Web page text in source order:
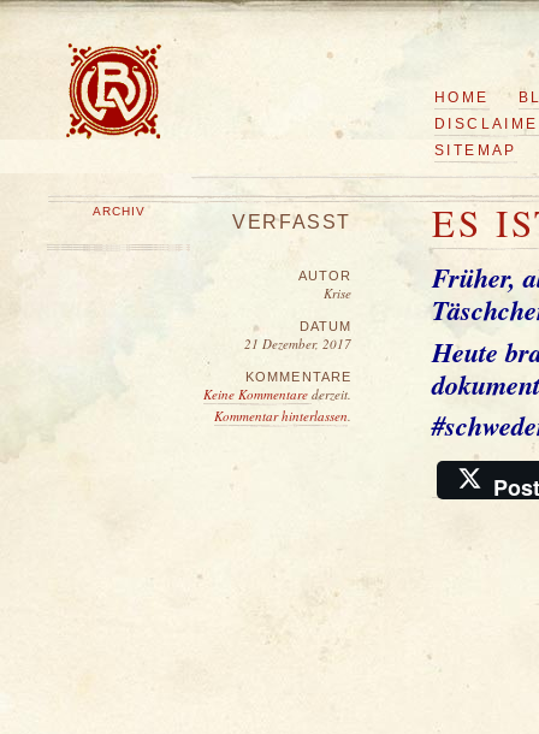
HOME
SITEMAP
ARCHIV
VERFASST
AUTOR
Krise
DATUM
21 Dezember, 2017
KOMMENTARE
Keine Kommentare derzeit.
Kommentar hinterlassen.
ES
Früher,
Heute
Post